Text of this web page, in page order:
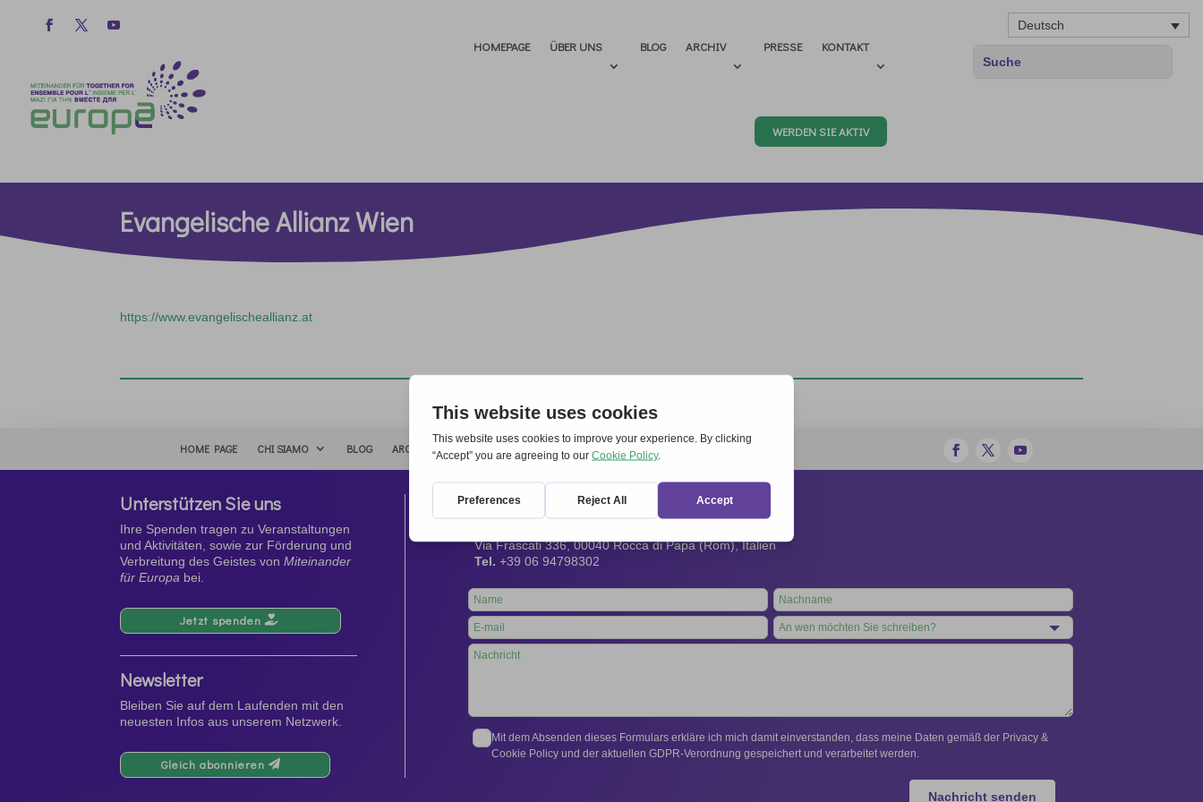
Deutsch
HOMEPAGE ÜBER UNS BLOG ARCHIV PRESSE KONTAKT
WERDEN SIE AKTIV
Evangelische Allianz Wien
https://www.evangelischeallianz.at
HOME PAGE CHI SIAMO BLOG ARCHIVIO CONTATTI ATTÌVATI
Unterstützen Sie uns
Ihre Spenden tragen zu Veranstaltungen
und Aktivitäten, sowie zur Förderung und
Verbreitung des Geistes vonMiteinander
für Europa bei.
Jetzt spenden
Newsletter
Bleiben Sie auf dem Laufenden mit den
neuesten Infos aus unserem Netzwerk.
Gleich abonnieren
Kontakt
Via Frascati 336, 00040 Rocca di Papa (Rom), Italien
Tel. +39 06 94798302
Leave
this
field
blank
Mit dem Absenden dieses Formulars erkläre ich mich damit einverstanden, dass meine Daten gemäß der Privacy &
Cookie Policy und der aktuellen GDPR-Verordnung gespeichert und verarbeitet werden.
Nachricht senden